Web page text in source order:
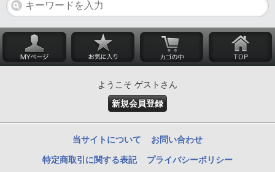
ようこそ ゲストさん
新規会員登録
当サイトについて お問い合わせ
特定商取引に関する表記 プライバシーポリシー